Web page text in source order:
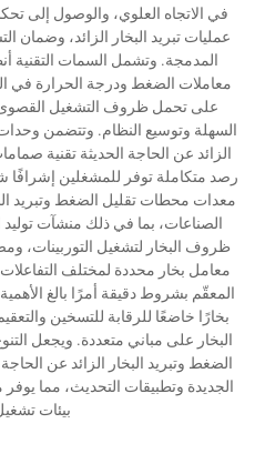
في الاتجاه العلوي، والوصول إلى
عمليات تبريد البخار الزائد، وضمان
المدمجة. وتشمل السمات التقنية
معاملات الضغط ودرجة الحرارة في
على تحمل ظروف التشغيل القصوى،
السهلة وتوسيع النظام. وتتضمن
الزائد عن الحاجة الحديثة تقنية
رصد متكاملة توفر للمشغلين إشرافًا
معدات محطات تقليل الضغط وتبريد
الصناعات، بما في ذلك منشآت
ظروف البخار لتشغيل التوربينات،
معامل بخار محددة لمختلف
المعقّم بشروط دقيقة أمرًا بالغ
بخارًا خاضعًا للرقابة للتسخين
البخار على مباني متعددة. ويجعل
الضغط وتبريد البخار الزائد عن
الجديدة وتطبيقات التحديث، مما
بيئات